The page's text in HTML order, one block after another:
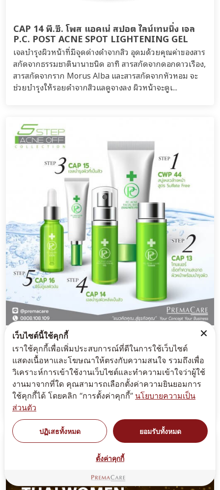
CAP 14 พี.ซี. โพส แอคเน่ สปอต ไลน์เทนนิ่ง เจล
P.C. POST ACNE SPOT LIGHTENING GEL
เจลบำรุงผิวหน้าที่มีจุดด่างดำจากสิว อุดมด้วยคุณค่าของสาร
สกัดจากธรรมชาตินานาชนิด อาทิ สารสกัดจากดอกดาวเรือง,
สารสกัดจากราก Morus Alba และสารสกัดจากหัวหอม จะ
ช่วยบำรุงให้รอยดำจากสิวแลดูจางลง ผิวหน้าจะดูเ...
CAP 16 พี.ซี. เนเชอรัล แอคเน่ ซีรั่ม P.C.
NATURAL ACNE SERUM
ซีรั่มดูแลผิวที่มีสิวจากสารสกัดธรรมชาติ อุดมด้วยคุณค่าของ
ส่วนผสมจากสารสำคัญหลายชนิดที่มีคุณสมบัติช่วยบำรุงผิว
หน้าที่มีสิว อาทิ Tea Tree Oil ที่เป็นสาร Anti-Acne และสาร
Nordihydroguaiaretic Acid ที่จะช...
เว็บไซต์นี้ใช้คุกกี้
เราใช้คุกกี้เพื่อเพิ่มประสบการณ์ที่ดีในการใช้เว็บไซต์
แสดงเนื้อหาและโฆษณาให้ตรงกับความสนใจ รวมถึงเพื่อ
วิเคราะห์การเข้าใช้งานเว็บไซต์และทำความเข้าใจว่าผู้ใช้
งานมาจากที่ใด คุณสามารถเลือกตั้งค่าความยินยอมการ
ใช้คุกกี้ได้ โดยคลิก “การตั้งค่าคุกกี้” นโยบายความเป็น
ส่วนตัว
ปฏิเสธทั้งหมด ยอมรับทั้งหมด
ตั้งค่าคุกกี้